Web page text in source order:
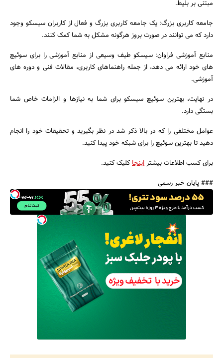
مبتنی بر بلیط.
جامعه کاربری بزرگ: یک جامعه کاربری بزرگ و فعال از کاربران سیسکو وجود
دارد که می توانند در صورت بروز هرگونه مشکل به شما کمک کنند.
منابع آموزشی فراوان: سیسکو طیف وسیعی از منابع آموزشی را برای سوئیچ
های خود ارائه می دهد، از جمله راهنماهای کاربری، مقالات فنی و دوره های
آموزشی.
در نهایت، بهترین سوئیچ سیسکو برای شما به نیازها و الزامات خاص شما
بستگی دارد.
عوامل مختلفی را که در بالا ذکر شد در نظر بگیرید و تحقیقات خود را انجام
دهید تا بهترین سوئیچ را برای شبکه خود پیدا کنید.
برای کسب اطلاعات بیشتراینجاکلیک کنید.
### پایان خبر رسمی